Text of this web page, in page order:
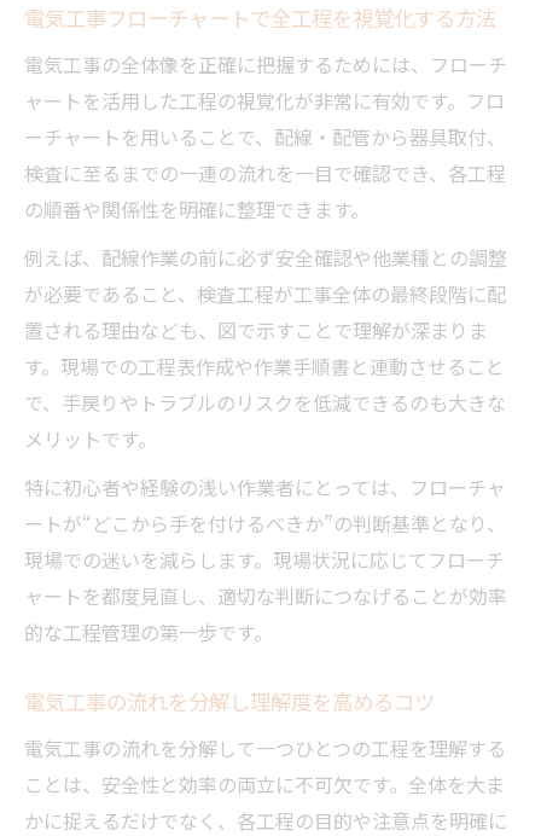
電気工事フローチャートで全工程を視覚化する方法
電気工事の全体像を正確に把握するためには、フローチ
ャートを活用した工程の視覚化が非常に有効です。フロ
ーチャートを用いることで、配線・配管から器具取付、
検査に至るまでの一連の流れを一目で確認でき、各工程
の順番や関係性を明確に整理できます。
例えば、配線作業の前に必ず安全確認や他業種との調整
が必要であること、検査工程が工事全体の最終段階に配
置される理由なども、図で示すことで理解が深まりま
す。現場での工程表作成や作業手順書と連動させること
で、手戻りやトラブルのリスクを低減できるのも大きな
メリットです。
特に初心者や経験の浅い作業者にとっては、フローチャ
ートが“どこから手を付けるべきか”の判断基準となり、
現場での迷いを減らします。現場状況に応じてフローチ
ャートを都度見直し、適切な判断につなげることが効率
的な工程管理の第一歩です。
電気工事の流れを分解し理解度を高めるコツ
電気工事の流れを分解して一つひとつの工程を理解する
ことは、安全性と効率の両立に不可欠です。全体を大ま
かに捉えるだけでなく、各工程の目的や注意点を明確に